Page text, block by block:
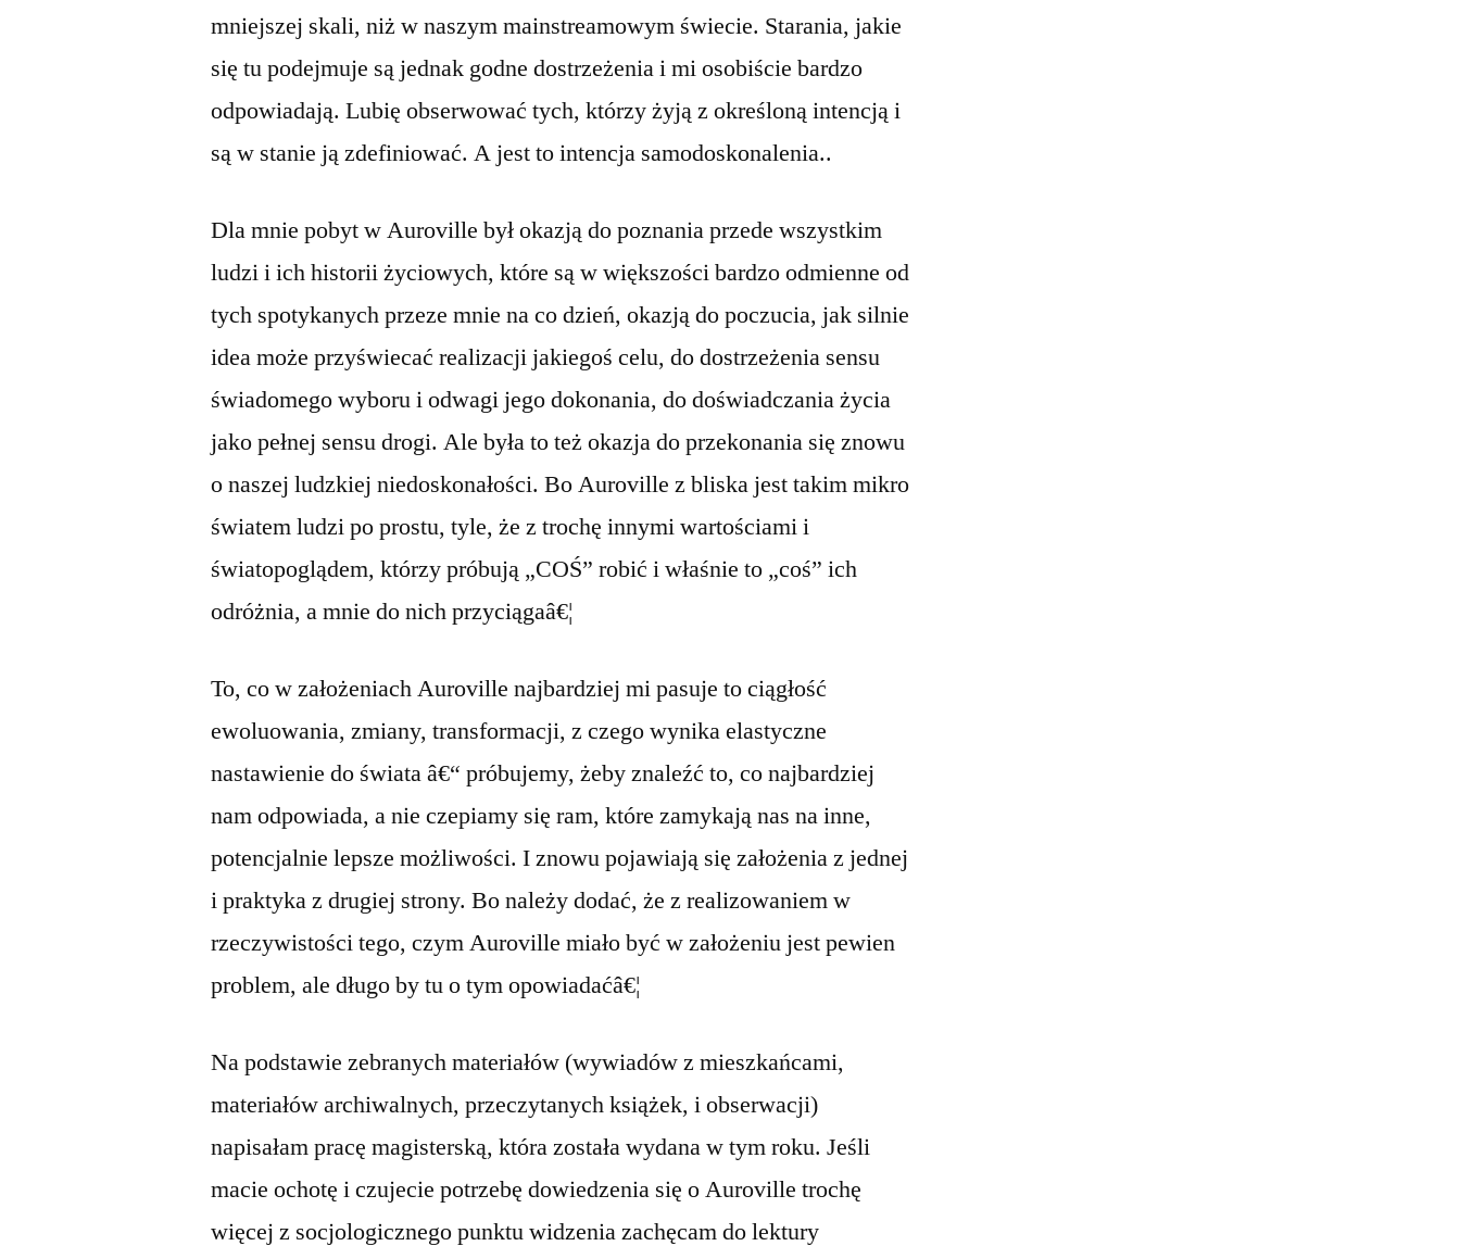
mniejszej skali, niż w naszym mainstreamowym świecie. Starania, jakie
się tu podejmuje są jednak godne dostrzeżenia i mi osobiście bardzo
odpowiadają. Lubię obserwować tych, którzy żyją z określoną intencją i
są w stanie ją zdefiniować. A jest to intencja samodoskonalenia..
Dla mnie pobyt w Auroville był okazją do poznania przede wszystkim
ludzi i ich historii życiowych, które są w większości bardzo odmienne od
tych spotykanych przeze mnie na co dzień, okazją do poczucia, jak silnie
idea może przyświecać realizacji jakiegoś celu, do dostrzeżenia sensu
świadomego wyboru i odwagi jego dokonania, do doświadczania życia
jako pełnej sensu drogi. Ale była to też okazja do przekonania się znowu
o naszej ludzkiej niedoskonałości. Bo Auroville z bliska jest takim mikro
światem ludzi po prostu, tyle, że z trochę innymi wartościami i
światopoglądem, którzy próbują „COŚ” robić i właśnie to „coś” ich
odróżnia, a mnie do nich przyciągaâ€¦
To, co w założeniach Auroville najbardziej mi pasuje to ciągłość
ewoluowania, zmiany, transformacji, z czego wynika elastyczne
nastawienie do świata â€“ próbujemy, żeby znaleźć to, co najbardziej
nam odpowiada, a nie czepiamy się ram, które zamykają nas na inne,
potencjalnie lepsze możliwości. I znowu pojawiają się założenia z jednej
i praktyka z drugiej strony. Bo należy dodać, że z realizowaniem w
rzeczywistości tego, czym Auroville miało być w założeniu jest pewien
problem, ale długo by tu o tym opowiadaćâ€¦
Na podstawie zebranych materiałów (wywiadów z mieszkańcami,
materiałów archiwalnych, przeczytanych książek, i obserwacji)
napisałam pracę magisterską, która została wydana w tym roku. Jeśli
macie ochotę i czujecie potrzebę dowiedzenia się o Auroville trochę
więcej z socjologicznego punktu widzenia zachęcam do lektury